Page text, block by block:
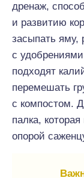
дренаж,
и развитию
засыпать яму,
с
подходят
перемешать
с компостом.
палка,
опорой